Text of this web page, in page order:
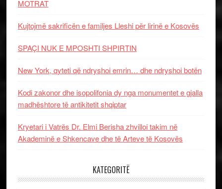
MOTRAT
Kujtojmë sakrificën e familjes Lleshi për lirinë e Kosovës
SPAÇI NUK E MPOSHTI SHPIRTIN
New York, qyteti që ndryshoi emrin… dhe ndryshoi botën
Kodi zakonor dhe isopolifonia dy nga monumentet e gjalla
madhështore të antikitetit shqiptar
Kryetari i Vatrës Dr. Elmi Berisha zhvilloi takim në
Akademinë e Shkencave dhe të Arteve të Kosovës
KATEGORITË